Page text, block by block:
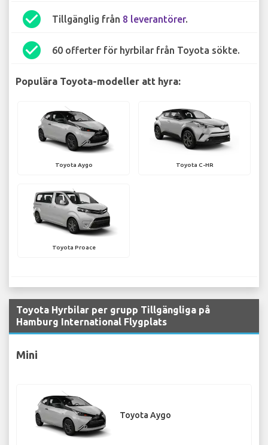
check_circle Tillgänglig från 8 leverantörer.
check_circle 60 offerter för hyrbilar från Toyota sökte.
Populära Toyota-modeller att hyra:
Toyota Aygo Toyota C-HR
Toyota Proace
Toyota Hyrbilar per grupp Tillgängliga på
Hamburg International Flygplats
Mini
Toyota Aygo